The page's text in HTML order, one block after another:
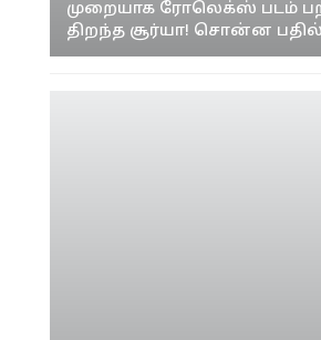
'ரோலெக்ஸ்' படம் எப்போது?
முறையாக ரோலெக்ஸ் படம்
திறந்த சூர்யா! சொன்ன